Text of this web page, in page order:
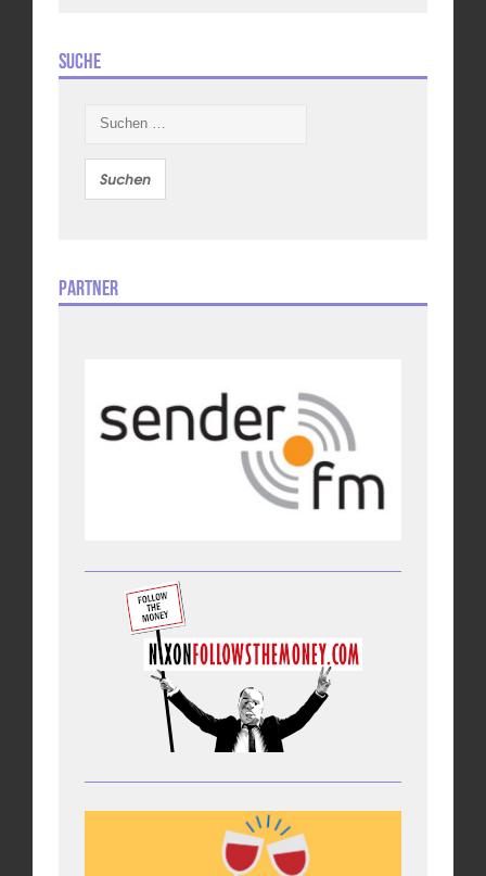
Suche
nach:
Partner